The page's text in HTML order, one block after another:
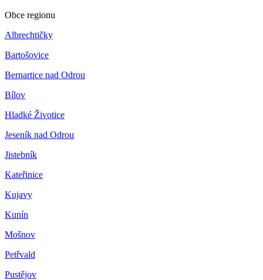
Obce regionu
Albrechtičky
Bartošovice
Bernartice nad Odrou
Bílov
Hladké Životice
Jeseník nad Odrou
Jistebník
Kateřinice
Kujavy
Kunín
Mošnov
Petřvald
Pustějov